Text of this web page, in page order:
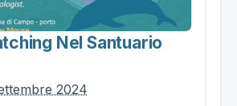
Nel Santuario
2024